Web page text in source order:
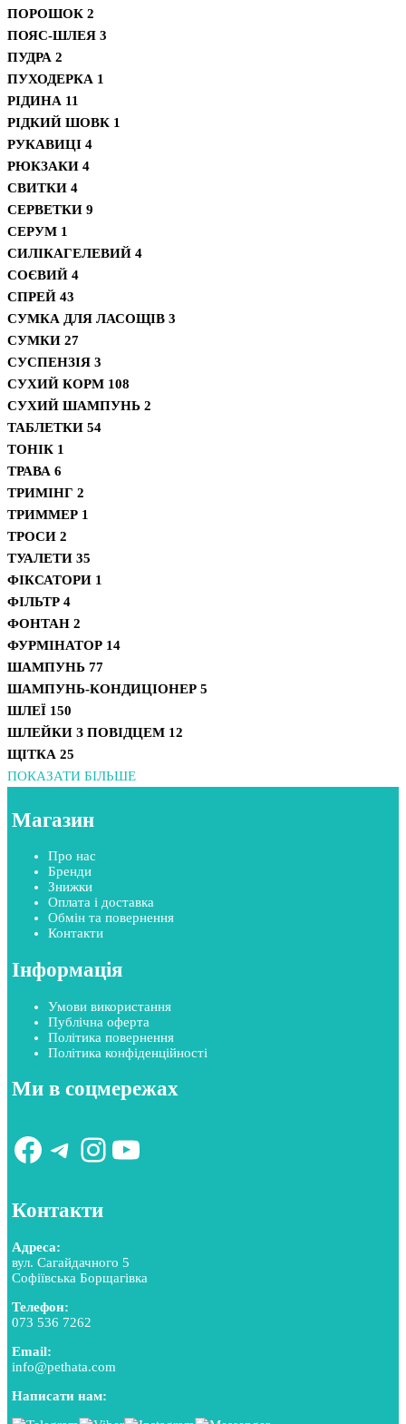
ПОРОШОК 2
ПОЯС-ШЛЕЯ 3
ПУДРА 2
ПУХОДЕРКА 1
РІДИНА 11
РІДКИЙ ШОВК 1
РУКАВИЦІ 4
РЮКЗАКИ 4
СВИТКИ 4
СЕРВЕТКИ 9
СЕРУМ 1
СИЛІКАГЕЛЕВИЙ 4
СОЄВИЙ 4
СПРЕЙ 43
СУМКА ДЛЯ ЛАСОЩІВ 3
СУМКИ 27
СУСПЕНЗІЯ 3
СУХИЙ КОРМ 108
СУХИЙ ШАМПУНЬ 2
ТАБЛЕТКИ 54
ТОНІК 1
ТРАВА 6
ТРИМІНГ 2
ТРИММЕР 1
ТРОСИ 2
ТУАЛЕТИ 35
ФІКСАТОРИ 1
ФІЛЬТР 4
ФОНТАН 2
ФУРМІНАТОР 14
ШАМПУНЬ 77
ШАМПУНЬ-КОНДИЦІОНЕР 5
ШЛЕЇ 150
ШЛЕЙКИ З ПОВІДЦЕМ 12
ЩІТКА 25
ПОКАЗАТИ БІЛЬШЕ
Магазин
Про нас
Бренди
Знижки
Оплата і доставка
Обмін та повернення
Контакти
Інформація
Умови використання
Публічна оферта
Політика повернення
Політика конфіденційності
Ми в соцмережах
Facebook
Telegram
Instagram
YouTube
Контакти
Адреса:
вул. Сагайдачного 5
Софіївська Борщагівка
Телефон:
073 536 7262
Email:
info@pethata.com
Написати нам: